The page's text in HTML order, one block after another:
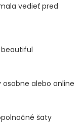
vedieť pred
alebo online
šaty